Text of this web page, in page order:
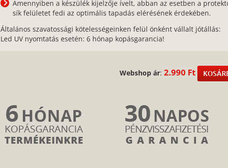
Amennyiben a készülék kijelzője ívelt, abban az esetben a
sík felületet fedi az optimális tapadás elérésének érdekében.
Általános szavatossági kötelességeinken felül önként vállalt jótállás:
Led UV nyomtatás esetén: 6 hónap kopásgarancia!
Webshop ár:2.990 Ft